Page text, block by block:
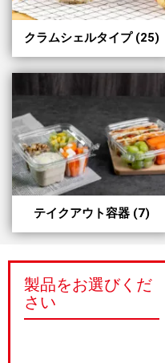
クラムシェルタイプ (25)
テイクアウト容器 (7)
製品をお選びくだ
さい